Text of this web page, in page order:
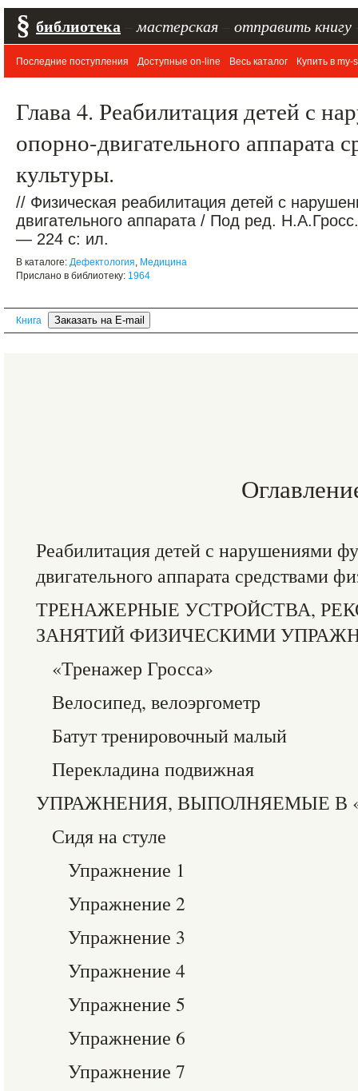
§ библиотека мастерская отправить книгу
Последние поступления Доступные on-line Весь каталог Купить в my-
Глава 4. Реабилитация детей с
опорно-двигательного аппарата
культуры.
// Физическая реабилитация детей с
двигательного аппарата / Под ред.
— 224 с: ил.
В каталоге: Дефектология, Медицина
Прислано в библиотеку: 1964
Книга
Реабилитация детей с нарушениями
двигательного аппарата средствами
ТРЕНАЖЕРНЫЕ УСТРОЙСТВА,
ЗАНЯТИЙ ФИЗИЧЕСКИМИ
«Тренажер Гросса»
Велосипед, велоэргометр
Батут тренировочный малый
Перекладина подвижная
УПРАЖНЕНИЯ, ВЫПОЛНЯЕМЫЕ В
Сидя на стуле
Упражнение 1
Упражнение 2
Упражнение 3
Упражнение 4
Упражнение 5
Упражнение 6
Упражнение 7